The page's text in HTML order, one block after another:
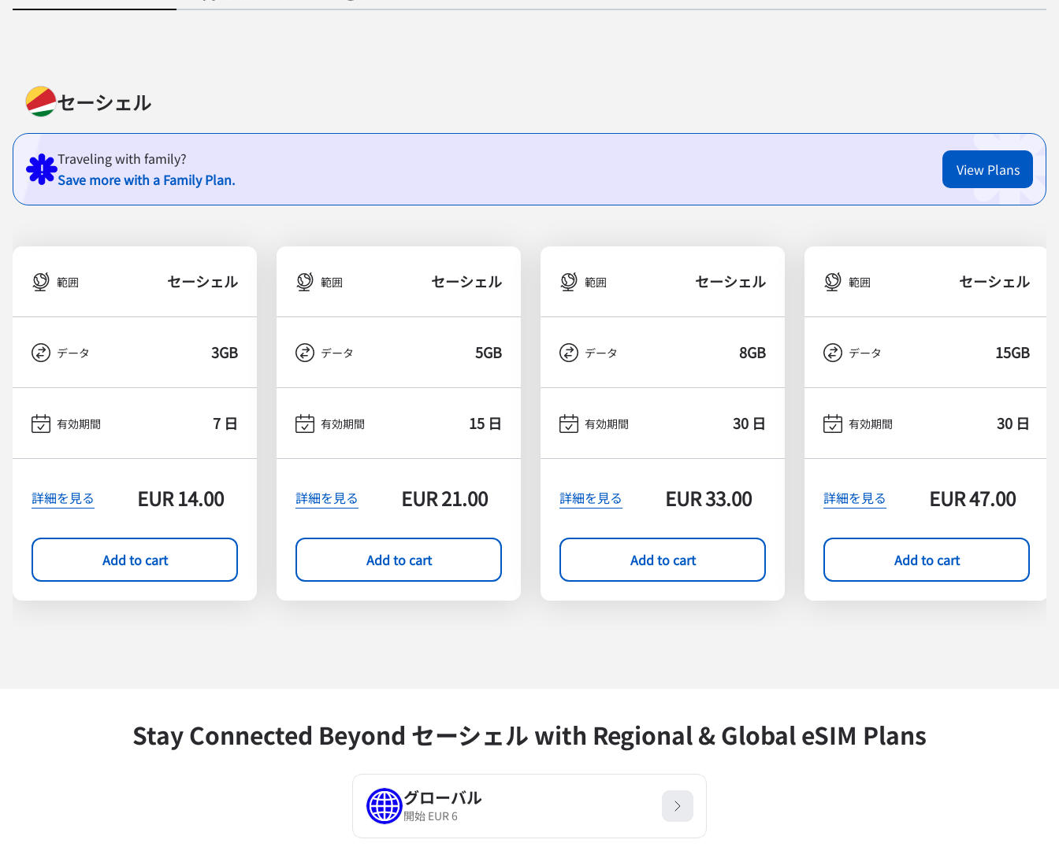
セーシェル
Traveling with family?
Save more with a Family Plan.
View Plans
範囲 セーシェル
データ 3GB
有効期間 7 日
詳細を見る EUR14.00
Add to cart
範囲 セーシェル
データ 5GB
有効期間 15 日
詳細を見る EUR21.00
Add to cart
範囲 セーシェル
データ 8GB
有効期間 30 日
詳細を見る EUR33.00
Add to cart
範囲 セーシェル
データ 15GB
有効期間 30 日
詳細を見る EUR47.00
Add to cart
Stay Connected Beyond セーシェル with Regional & Global eSIM Plans
グローバル
開始 EUR6